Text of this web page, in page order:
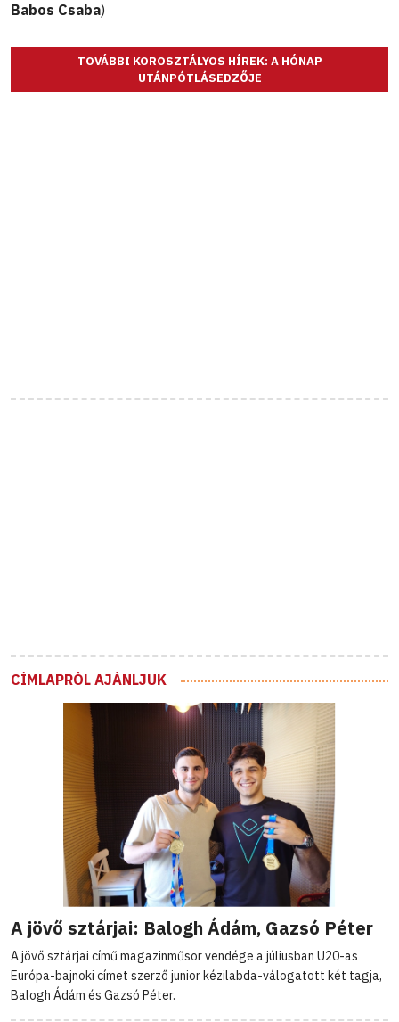
Babos Csaba)
TOVÁBBI KOROSZTÁLYOS HÍREK: A HÓNAP
UTÁNPÓTLÁSEDZŐJE
CÍMLAPRÓL AJÁNLJUK
A jövő sztárjai: Balogh Ádám, Gazsó Péter
A jövő sztárjai című magazinműsor vendége a júliusban U20-as
Európa-bajnoki címet szerző junior kézilabda-válogatott két tagja,
Balogh Ádám és Gazsó Péter.